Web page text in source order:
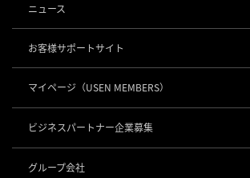
社長メッセージ
事業所一覧
店舗DX
グループ会社
POSレジ 他
USENレジ
USENセルフレジ
USENレジTAB HEALTHCARE
USEN ハンディ
USEN Mobile Order
USEN Tablet Order
USEN Order & Pay
USEN My Menu Premium
キャッシュレス決済
USEN PAY
USEN PAY QR
KettyBot Pro（配膳）
PuduBot2（配膳）
BellaBot Pro（配膳）
集客・予約
USEN SMART RESERVE
ヒトサラ
⁩音楽配信
お役立ち情報
ニュース
お客様サポートサイト
マイページ （USEN MEMBERS）
ビジネスパートナー企業募集
グループ会社